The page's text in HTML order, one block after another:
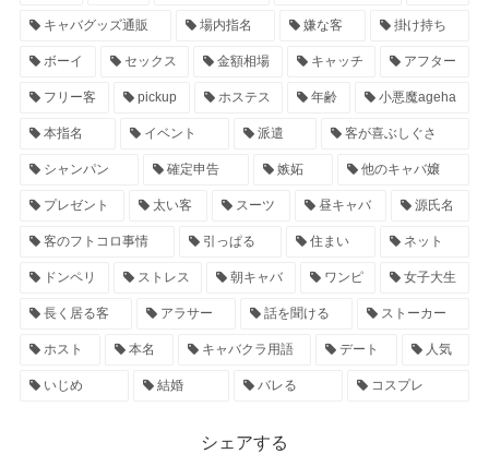
キャバグッズ通販 場内指名 嫌な客 掛け持ち
ボーイ セックス 金額相場 キャッチ アフター
フリー客 pickup ホステス 年齢 小悪魔ageha
本指名 イベント 派遣 客が喜ぶしぐさ
シャンパン 確定申告 嫉妬 他のキャバ嬢
プレゼント 太い客 スーツ 昼キャバ 源氏名
客のフトコロ事情 引っぱる 住まい ネット
ドンペリ ストレス 朝キャバ ワンピ 女子大生
長く居る客 アラサー 話を聞ける ストーカー
ホスト 本名 キャバクラ用語 デート 人気
いじめ 結婚 バレる コスプレ
シェアする